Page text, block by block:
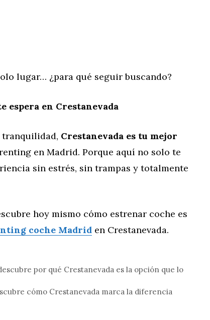
lugar… ¿para qué seguir buscando?
espera en Crestanevada
Crestanevada es tu mejor
en Madrid. Porque aquí no solo te
sin estrés, sin trampas y totalmente
hoy mismo cómo estrenar coche es
coche Madrid en Crestanevada.
por qué Crestanevada es la opción que lo
cómo Crestanevada marca la diferencia